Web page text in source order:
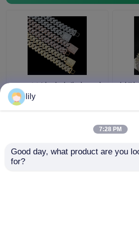
GRA 보석 마이애미 모이
산니트 힙합 사슬은 다
이아몬드 테스트 모이산
블링
는
니다
lily
7:28 PM
Good day, what product are you
for?